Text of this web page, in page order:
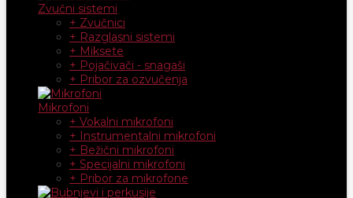
Zvučni sistemi
+ Zvučnici
+ Razglasni sistemi
+ Miksete
+ Pojačivači - snagaši
+ Pribor za ozvučenja
Mikrofoni
+ Vokalni mikrofoni
+ Instrumentalni mikrofoni
+ Bežični mikrofoni
+ Specijalni mikrofoni
+ Pribor za mikrofone